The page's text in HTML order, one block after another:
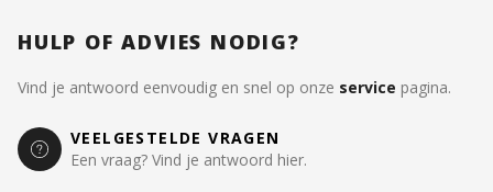
HULP OF ADVIES NODIG?
Vind je antwoord eenvoudig en snel op onze service pagina.
VEELGESTELDE VRAGEN
Een vraag? Vind je antwoord hier.